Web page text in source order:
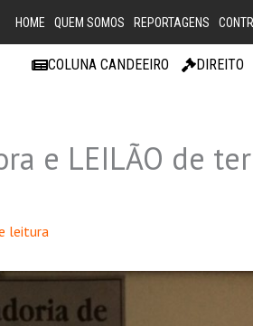
HOME QUEM SOMOS REPORTAGENS
COLUNA CANDEEIRO DIREITO
e LEILÃO de
leitura